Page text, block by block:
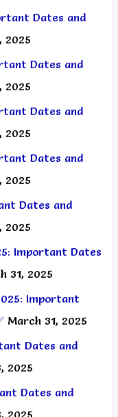
Dates and
2025
Dates and
2025
Dates and
2025
Dates and
2025
Dates and
2025
Important Dates
31, 2025
Important
March 31, 2025
Dates and
2025
Dates and
2025